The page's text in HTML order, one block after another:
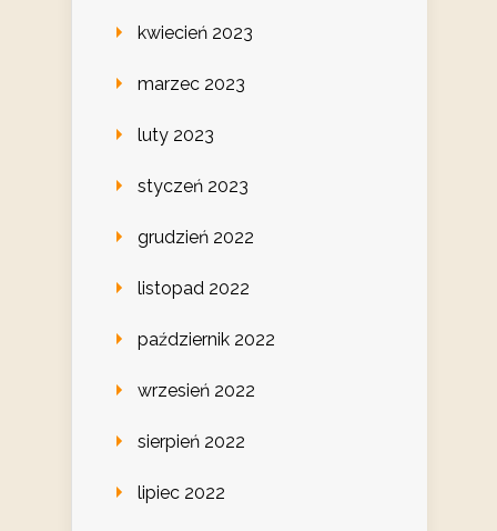
kwiecień 2023
marzec 2023
luty 2023
styczeń 2023
grudzień 2022
listopad 2022
październik 2022
wrzesień 2022
sierpień 2022
lipiec 2022